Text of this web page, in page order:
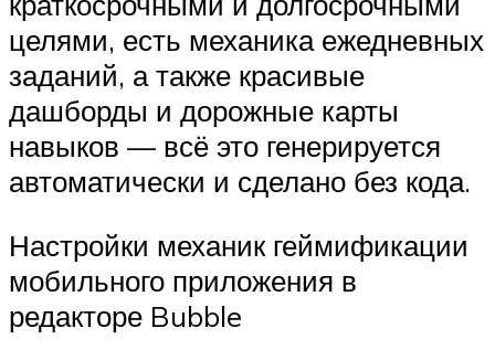
целями, есть механика ежедневных
заданий, а также красивые
дашборды и дорожные карты
навыков — всё это генерируется
автоматически и сделано без кода.
Настройки механик геймификации
мобильного приложения в
редакторе Bubble